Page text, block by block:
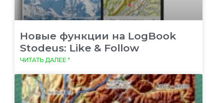
Новые функции на LogBook
Stodeus: Like & Follow
ЧИТАТЬ ДАЛЕЕ "